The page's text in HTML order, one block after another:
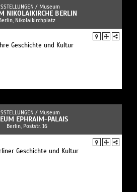
/ Museum
NIKOLAIKIRCHE BERLIN
Nikolaikirchplatz
Geschichte und Kultur
/ Museum
EPHRAIM-PALAIS
Berlin, Poststr. 16
Geschichte und Kultur